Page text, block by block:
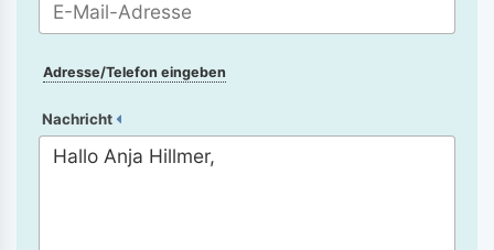
Adresse/Telefon eingeben
Nachricht